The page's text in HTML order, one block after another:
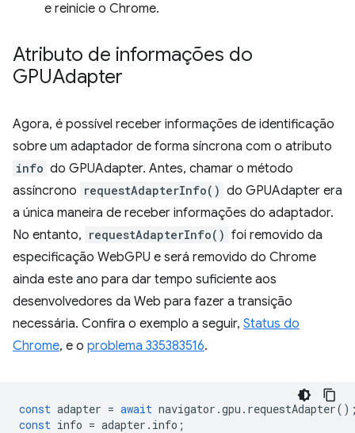
e reinicie o Chrome.
Atributo de informações do
GPUAdapter
Agora, é possível receber informações de identificação
sobre um adaptador de forma síncrona com o atributo
info do GPUAdapter. Antes, chamar o método
assíncrono requestAdapterInfo() do GPUAdapter era
a única maneira de receber informações do adaptador.
No entanto, requestAdapterInfo() foi removido da
especificação WebGPU e será removido do Chrome
ainda este ano para dar tempo suficiente aos
desenvolvedores da Web para fazer a transição
necessária. Confira o exemplo a seguir, Status do
Chrome, e o problema 335383516.
const adapter = await navigator .gpu . requestAdapter
const info = adapter . info ;